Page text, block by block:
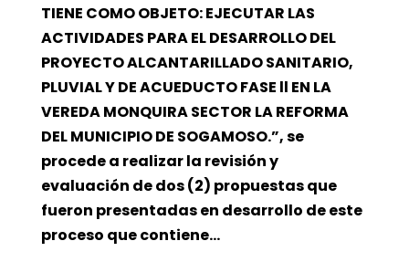
TIENE COMO OBJETO: EJECUTAR LAS
ACTIVIDADES PARA EL DESARROLLO DEL
PROYECTO ALCANTARILLADO SANITARIO,
PLUVIAL Y DE ACUEDUCTO FASE ll EN LA
VEREDA MONQUIRA SECTOR LA REFORMA
DEL MUNICIPIO DE SOGAMOSO.”, se
procede a realizar la revisión y
evaluación de dos (2) propuestas que
fueron presentadas en desarrollo de este
proceso que contiene…